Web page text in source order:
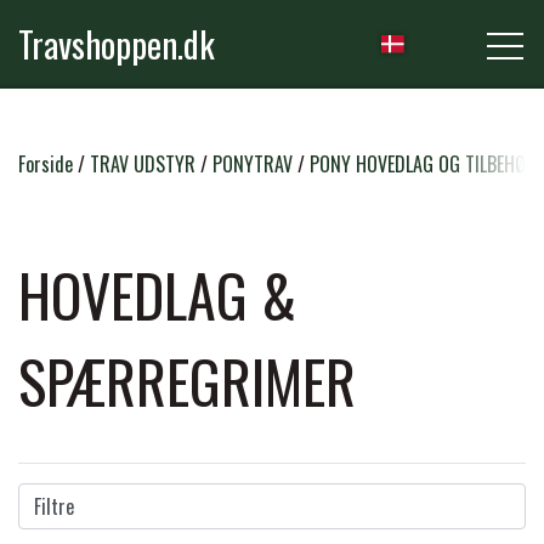
Travshoppen.dk
NYHEDER
HEST
RYTTER
TRØJER, BLUSER & T-SHIRTS
PLEJE & STALD
STRIGLER & TILBEHØR
Forside TRAV UDSTYR PONYTRAV PONY HOVEDLAG OG TILBEHØR
HOVEDLAG &
SPÆRREGRIMER
Filtre